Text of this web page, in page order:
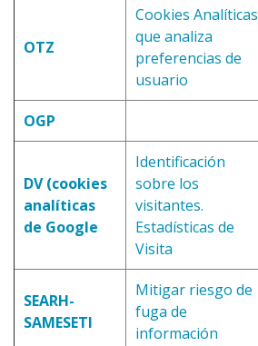
OTZ
Cookies Analíticas
que analiza
preferencias de
usuario
OGP
DV (cookies
analíticas
de Google
Identificación
sobre los
visitantes.
Estadísticas de
Visita
SEARH-
SAMESETI
Mitigar riesgo de
fuga de
información